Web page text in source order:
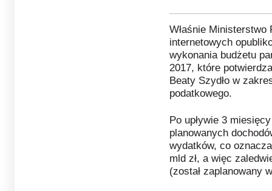
Właśnie
internetowych
wykonania budżetu
2017, które
Beaty Szydło w
podatkowego.
Po upływie 3
planowanych
wydatków, co
mld zł, a więc
(został zaplanowany